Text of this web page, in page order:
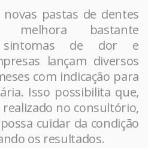
pastas de dentes
melhora bastante
sintomas de dor e
lançam diversos
com indicação para
Isso possibilita que,
no consultório,
cuidar da condição
os resultados.